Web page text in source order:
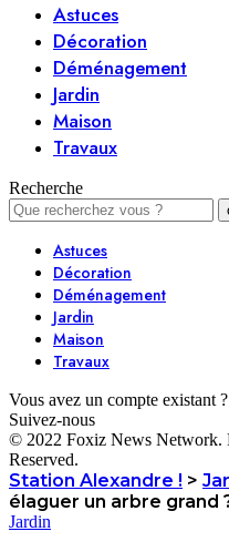
Astuces
Décoration
Déménagement
Jardin
Maison
Travaux
Recherche
Astuces
Décoration
Déménagement
Jardin
Maison
Travaux
Vous avez un compte existant ?
Suivez-nous
© 2022 Foxiz News Network.
Reserved.
Station Alexandre ! >
élaguer un arbre grand
Jardin